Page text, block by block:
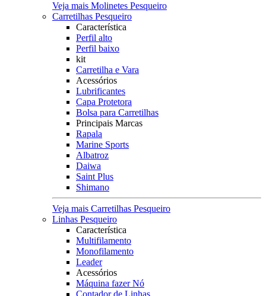
Veja mais Molinetes Pesqueiro
Carretilhas Pesqueiro
Característica
Perfil alto
Perfil baixo
kit
Carretilha e Vara
Acessórios
Lubrificantes
Capa Protetora
Bolsa para Carretilhas
Principais Marcas
Rapala
Marine Sports
Albatroz
Daiwa
Saint Plus
Shimano
Veja mais Carretilhas Pesqueiro
Linhas Pesqueiro
Característica
Multifilamento
Monofilamento
Leader
Acessórios
Máquina fazer Nó
Contador de Linhas